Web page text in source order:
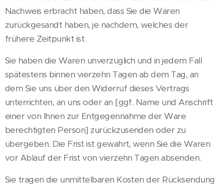
Nachweis erbracht haben, dass Sie die Waren
zurückgesandt haben, je nachdem, welches der
frühere Zeitpunkt ist.
Sie haben die Waren unverzüglich und in jedem Fall
spätestens binnen vierzehn Tagen ab dem Tag, an
dem Sie uns über den Widerruf dieses Vertrags
unterrichten, an uns oder an [ggf. Name und Anschrift
einer von Ihnen zur Entgegennahme der Ware
berechtigten Person] zurückzusenden oder zu
übergeben. Die Frist ist gewahrt, wenn Sie die Waren
vor Ablauf der Frist von vierzehn Tagen absenden.
Sie tragen die unmittelbaren Kosten der Rücksendung